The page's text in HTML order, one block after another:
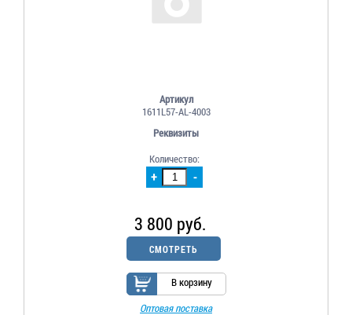
Артикул
1611L57-AL-4003
Реквизиты
+ -
Количество:
3 800 руб.
СМОТРЕТЬ
В корзину
Оптовая поставка